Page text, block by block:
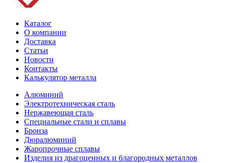
Каталог
О компании
Доставка
Статьи
Новости
Контакты
Калькулятор металла
Алюминий
Электротехническая сталь
Нержавеющая сталь
Специальные стали и сплавы
Бронза
Дюралюминий
Жаропрочные сплавы
Изделия из драгоценных и благородных металлов